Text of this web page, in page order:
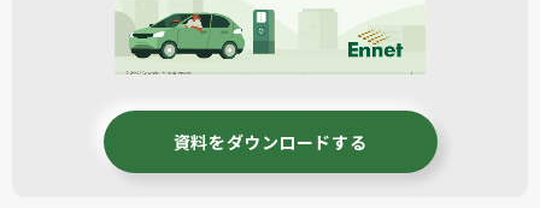
資料をダウンロードする